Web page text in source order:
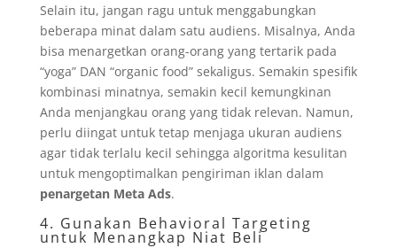
Selain itu, jangan ragu untuk menggabungkan
beberapa minat dalam satu audiens. Misalnya, Anda
bisa menargetkan orang-orang yang tertarik pada
“yoga” DAN “organic food” sekaligus. Semakin spesifik
kombinasi minatnya, semakin kecil kemungkinan
Anda menjangkau orang yang tidak relevan. Namun,
perlu diingat untuk tetap menjaga ukuran audiens
agar tidak terlalu kecil sehingga algoritma kesulitan
untuk mengoptimalkan pengiriman iklan dalam
penargetan Meta Ads.
4. Gunakan Behavioral Targeting
untuk Menangkap Niat Beli